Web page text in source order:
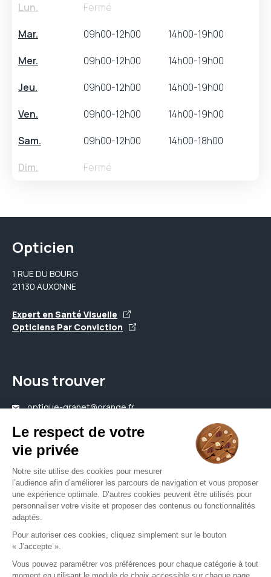
Lun.
Fermé
Mar.
09h00-12h00
14h00-19h00
Mer.
09h00-12h00
14h00-19h00
Jeu.
09h00-12h00
14h00-19h00
Ven.
09h00-12h00
14h00-19h00
Sam.
09h00-12h00
14h00-18h00
Dim.
Fermé
Opticien
1 RUE DU BOURG
21130 AUXONNE
Expert en Santé Visuelle
Opticiens Par Conviction
Votre opticien proche de vous
Opticien Dijon Opticien Dole Opticien Genlis
Nous trouver
optique-granet@orange.fr
Nous contacter